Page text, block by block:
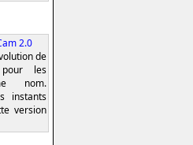
2.0
de
les
nom.
instants
version